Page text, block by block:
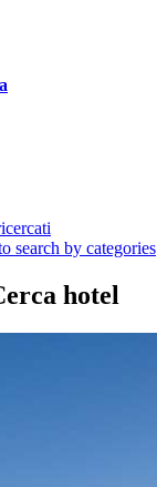
search by categories
hotel